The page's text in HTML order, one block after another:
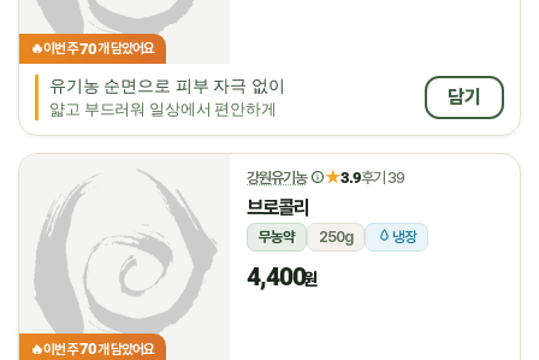
🔥이번 주70개 담았어요
유기농 순면으로 피부 자극 없이
얇고 부드러워 일상에서 편안하게
담기
🔥이번 주70개 담았어요
강원유기농 ★3.9후기 39
브로콜리
무농약 250g 냉장
4,400원